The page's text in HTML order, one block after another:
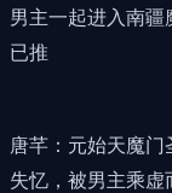
男主一起进入南疆
已推
唐芊：元始天魔
失忆，被男主乘虚